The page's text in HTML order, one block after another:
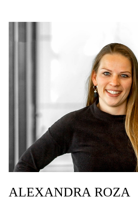
ALEXANDRA ROZA